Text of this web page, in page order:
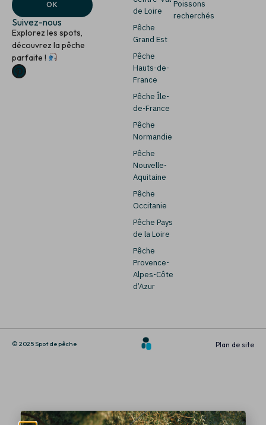
l
E
m
a
i
l
*
l
*
OK
Suivez-nous
Explorez les spots,
découvrez la pêche
parfaite !
de Loire
Pêche
Grand Est
Pêche
Hauts-de-
France
Pêche Île-
de-France
Pêche
Normandie
Pêche
Nouvelle-
Aquitaine
Pêche
Occitanie
Pêche Pays
de la Loire
Pêche
Provence-
Alpes-Côte
d’Azur
Poissons
recherchés
© 2025 Spot de pêche Plan de site